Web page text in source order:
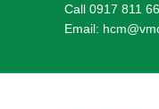
Call 0917 811
Email: